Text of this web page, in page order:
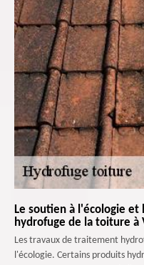
Le soutien à l'écologie
hydrofuge de la toiture à
Les travaux de traitement
l'écologie. Certains produits